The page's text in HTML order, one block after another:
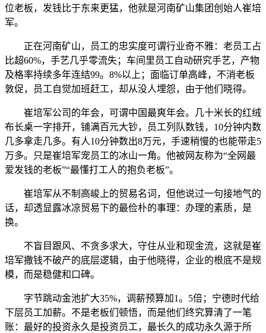
位老板，发钱比于东来更猛，他就是河南矿山集团创始人崔培
军。
正在河南矿山，员工的忠实度可谓行业奇不雅：老员工占
比超60%，手艺几乎零流失；车间里员工自动研究手艺，产物
及格率持续多年连结99。8%以上；面临订单高峰，不消老板
敦促，员工自觉加班赶工，却从没人埋怨，由于他们晓得。
崔培军公司的年会，可谓中国最爽年会。几十米长的红绒
布长桌一字排开，铺满百元大钞，员工列队数钱，10分钟内数
几多拿走几多。有人10分钟数出8万元，手速稍慢的也能带走5
万多。只是崔培军宠员工的冰山一角。他被网友称为“全网最
爱发钱的老板”“最懂打工人的抱负老板”。
崔培军从不制高峻上的贸易名词，但他说过一句接地气的
话，却透显露冰凉贸易下的最俭朴的事理：办理的素质，是
换。
不盲目跟风、不贪多求大，守住从业和现金流，这就是崔
培军撒钱不破产的底层逻辑，由于他晓得，企业的根底不是规
模，而是稳健和口碑。
字节跳动金池扩大35%，调薪预算加1。5倍；宁德时代给
下层员工加薪。不是老板们顿悟，而是他们终究算清了一笔
账：最好的投资永久是投资员工，最长久的成功永久源于所